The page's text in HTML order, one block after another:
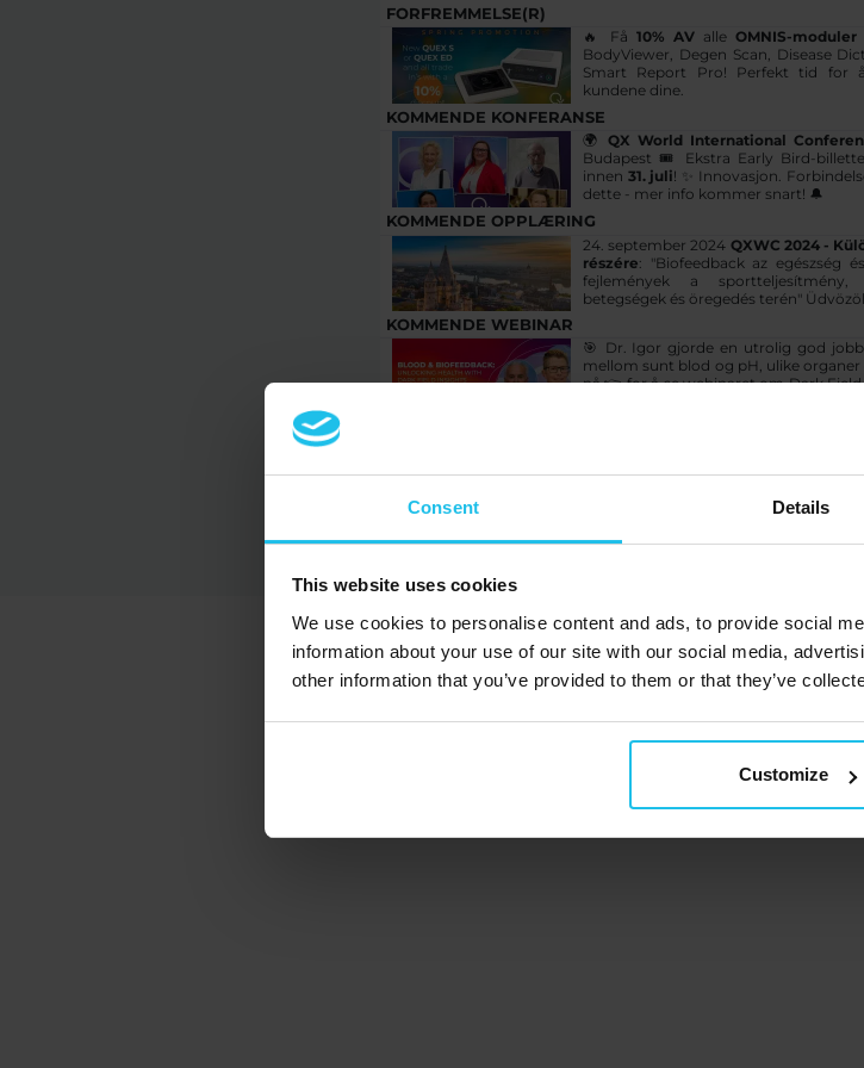
Consent Details
This website uses cookies
We use cookies to personalise content and ads, to provide social
information about your use of our site with our social media,
other information that you’ve provided to them or that they’ve
Customize
FORFREMMELSE(R)
🔥 Få10% AV alleOMNIS-
BodyViewer, Degen Scan, Disease
Smart Report Pro! Perfekt tid for
kundene dine.
KOMMENDE KONFERANSE
🌍 QX World International
Budapest 🎟️ Ekstra Early Bird-
innen 31. juli! ✨ Innovasjon.
dette - mer info kommer snart! 🔔
KOMMENDE OPPLÆRING
24. september 2024 QXWC 2024 -
részére: "Biofeedback az egészség
fejlemények a
betegségek és öregedés terén"
KOMMENDE WEBINAR
🎯 Dr. Igor gjorde en utrolig god
mellom sunt blod og pH, ulike
nå 👉 for å se webinaret om Dark
fra qxworld nettsted
11. juli 2025